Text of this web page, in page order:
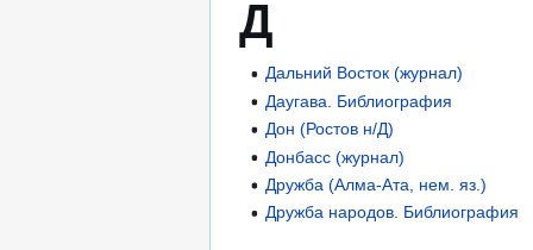
Д
Дальний Восток (журнал)
Даугава. Библиография
Дон (Ростов н/Д)
Донбасс (журнал)
Дружба (Алма-Ата, нем. яз.)
Дружба народов. Библиография